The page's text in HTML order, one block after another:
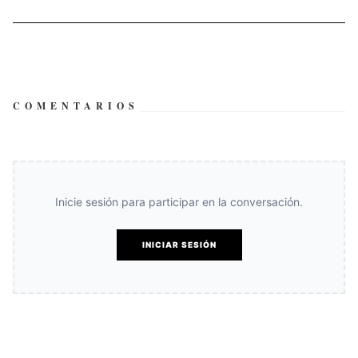
COMENTARIOS
Inicie sesión para participar en la conversación.
INICIAR SESIÓN